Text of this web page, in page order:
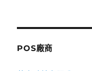
POS廠商